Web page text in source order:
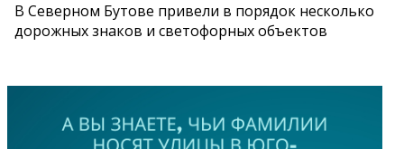
В Северном Бутове привели в порядок несколько
дорожных знаков и светофорных объектов